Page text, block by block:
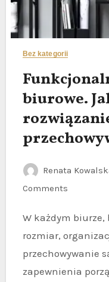
Bez kategorii
biurowe.
Renata
Comments
W każdym biurze, bez względu na jego
rozmiar,
przechowywanie
zapewnienia